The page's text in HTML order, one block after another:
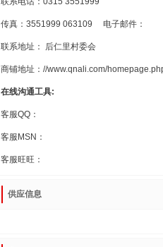
传真：3551999 063109 电子邮件：
联系地址： 后仁里村委会
商铺地址：//www.qnali.com/
在线沟通工具:
客服QQ：
客服MSN：
客服旺旺：
供应信息